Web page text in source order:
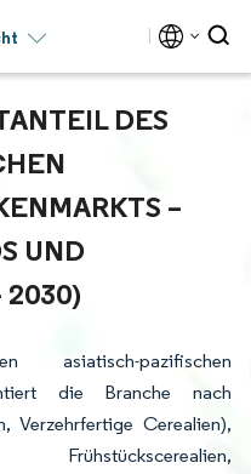
DES A
F
– W
P
pazifischen
die Branche nach
Verzehrfertige Cerealien),